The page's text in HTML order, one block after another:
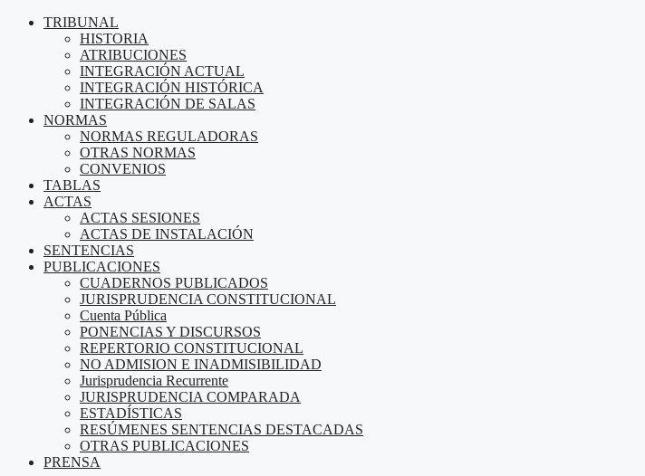
TRIBUNAL
HISTORIA
ATRIBUCIONES
INTEGRACIÓN ACTUAL
INTEGRACIÓN HISTÓRICA
INTEGRACIÓN DE SALAS
NORMAS
NORMAS REGULADORAS
OTRAS NORMAS
CONVENIOS
TABLAS
ACTAS
ACTAS SESIONES
ACTAS DE INSTALACIÓN
SENTENCIAS
PUBLICACIONES
CUADERNOS PUBLICADOS
JURISPRUDENCIA CONSTITUCIONAL
Cuenta Pública
PONENCIAS Y DISCURSOS
REPERTORIO CONSTITUCIONAL
NO ADMISION E INADMISIBILIDAD
Jurisprudencia Recurrente
JURISPRUDENCIA COMPARADA
ESTADÍSTICAS
RESÚMENES SENTENCIAS DESTACADAS
OTRAS PUBLICACIONES
PRENSA